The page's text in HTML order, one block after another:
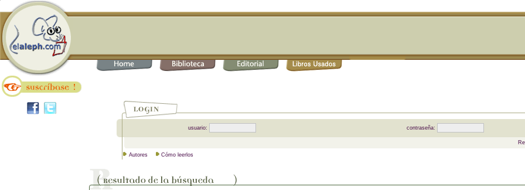
usuario: contraseña:
Autores Cómo leerlos